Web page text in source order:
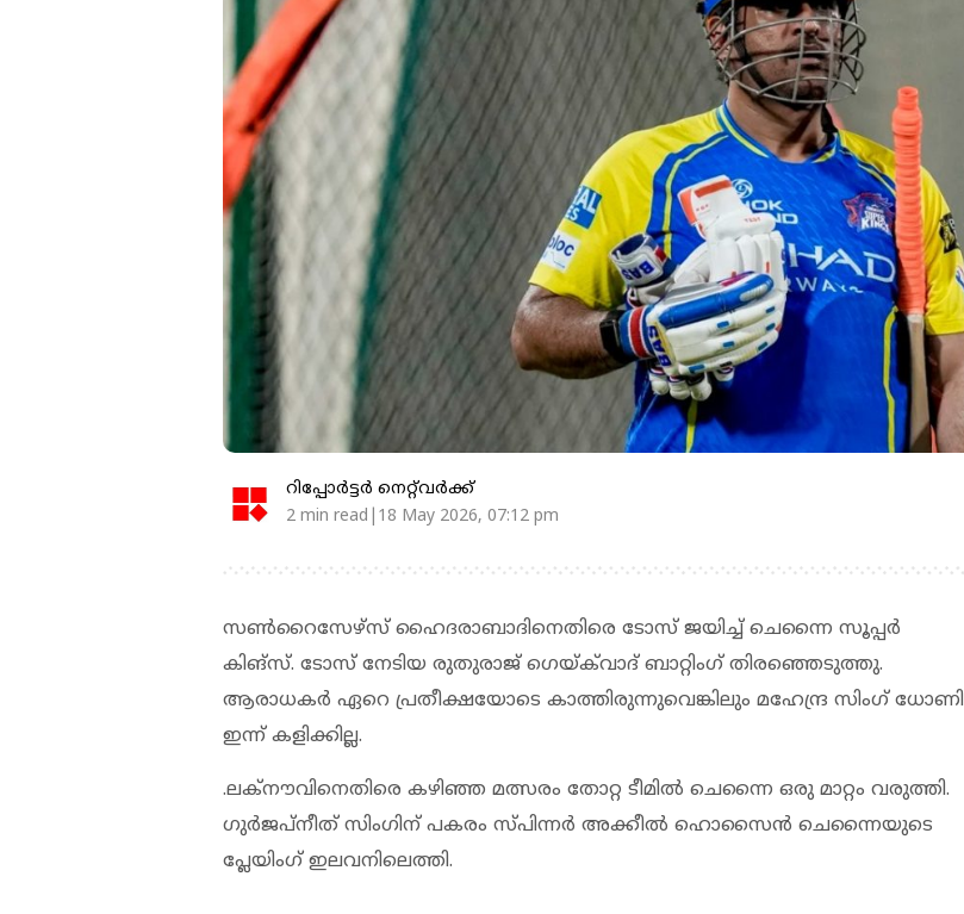
റിപ്പോർട്ടർ നെറ്റ്‌വര്‍ക്ക്‌
2 min read|18 May 2026, 07:12 pm
സൺറൈസേഴ്സ് ഹൈദരാബാദിനെതിരെ ടോസ് ജയിച്ച് ചെന്നൈ സൂപ്പർ
കിങ്‌സ്. ടോസ് നേടിയ രുതുരാജ് ഗെയ്ക്‌വാദ് ബാറ്റിംഗ് തിരഞ്ഞെടുത്തു.
ആരാധകർ ഏറെ പ്രതീക്ഷയോടെ കാത്തിരുന്നുവെങ്കിലും മഹേന്ദ്ര സിംഗ് ധോണി
ഇന്ന് കളിക്കില്ല.
.ലക്നൗവിനെതിരെ കഴിഞ്ഞ മത്സരം തോറ്റ ടീമില്‍ ചെന്നൈ ഒരു മാറ്റം വരുത്തി.
ഗുര്‍ജപ്നീത് സിംഗിന് പകരം സ്പിന്നര്‍ അക്കീല്‍ ഹൊസൈന്‍ ചെന്നൈയുടെ
പ്ലേയിംഗ് ഇലവനിലെത്തി.